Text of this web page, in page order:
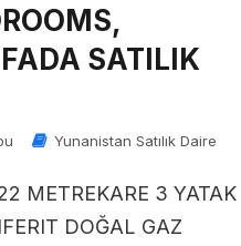
SATILIK
Yunanistan Satılık Daire
METREKARE 3 YATAK
DOĞAL GAZ